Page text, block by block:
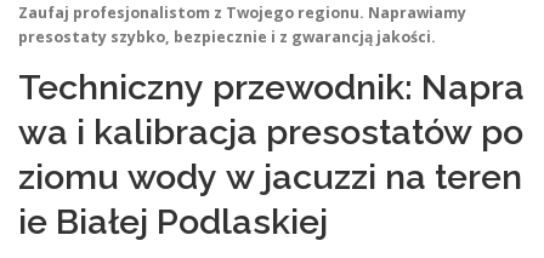
Zaufaj profesjonalistom z Twojego regionu. Naprawiamy
presostaty szybko, bezpiecznie i z gwarancją jakości.
Techniczny przewodnik: Napra
wa i kalibracja presostatów po
ziomu wody w jacuzzi na teren
ie Białej Podlaskiej